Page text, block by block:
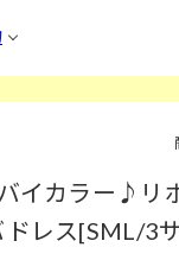
イカラー♪リ
レス[SML/3